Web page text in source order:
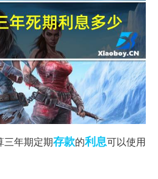
三年期定期存款的利息可以使用